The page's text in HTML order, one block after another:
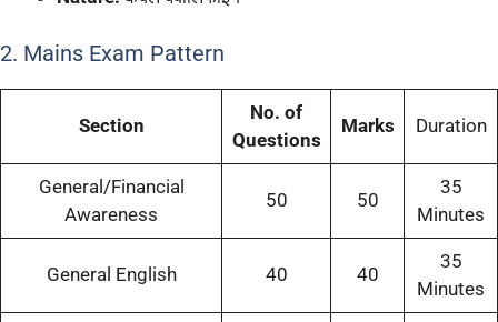
2. Mains Exam Pattern
Section
No. of
Questions
Marks Duration
General/Financial
Awareness
50 50
35
Minutes
General English 40 40
35
Minutes